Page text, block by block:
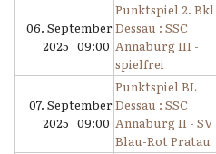
06. September
2025 09:00
Punktspiel 2. Bkl
Dessau : SSC
Annaburg III -
spielfrei
07. September
2025 09:00
Punktspiel BL
Dessau : SSC
Annaburg II - SV
Blau-Rot Pratau